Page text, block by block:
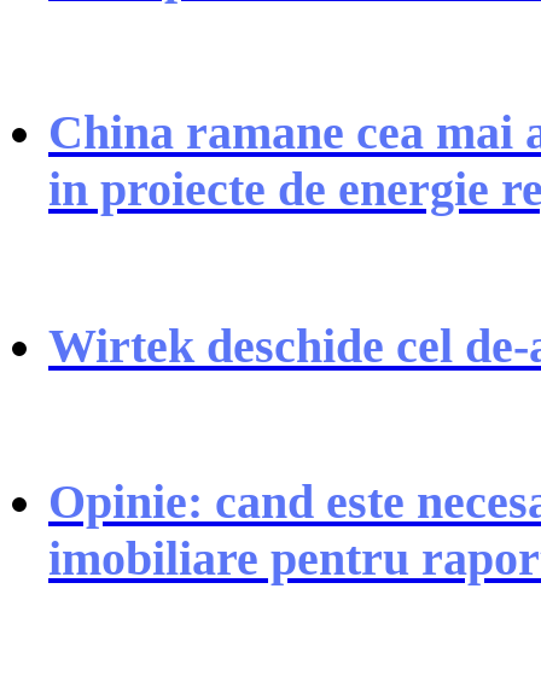
China ramane cea
in proiecte de energie
Wirtek deschide cel
Opinie: cand este
imobiliare pentru